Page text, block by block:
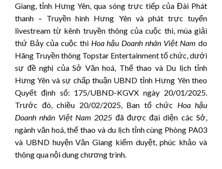
Giang, tỉnh Hưng Yên, qua sóng trực tiếp của Đài Phát
thanh – Truyền hình Hưng Yên và phát trực tuyến
livestream từ kênh truyền thông của cuộc thi, mùa giải
thứ Bảy của cuộc thi Hoa hậu Doanh nhân Việt Nam do
Hãng Truyền thông Topstar Entertainment tổ chức, dưới
sự đề nghị của Sở Văn hoá, Thể thao và Du lịch tỉnh
Hưng Yên và sự chấp thuận UBND tỉnh Hưng Yên theo
Quyết định số: 175/UBND-KGVX ngày 20/01/2025.
Trước đó, chiều 20/02/2025, Ban tổ chức Hoa hậu
Doanh nhân Việt Nam 2025 đã được đại diện các Sở,
ngành văn hoá, thể thao và du lịch tỉnh cùng Phòng PA03
và UBND huyện Văn Giang kiểm duyệt, phúc khảo và
thông qua nội dung chương trình.